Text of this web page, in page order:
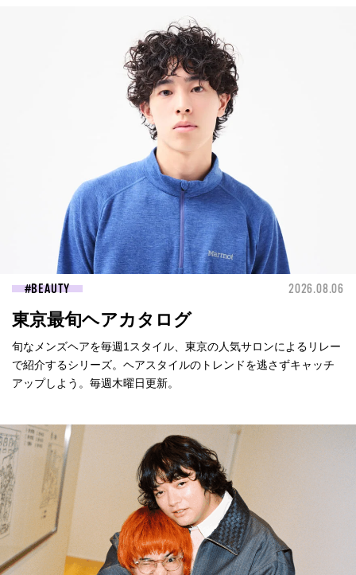
BEAUTY 2026.08.06
東京最旬ヘアカタログ
旬なメンズヘアを毎週1スタイル、東京の人気サロンによるリレー
で紹介するシリーズ。ヘアスタイルのトレンドを逃さずキャッチ
アップしよう。毎週木曜日更新。